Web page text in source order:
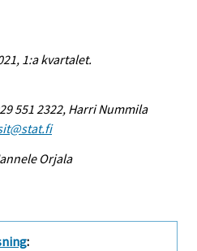
1:a kvartalet.
551 2322, Harri Nummila
Orjala
: